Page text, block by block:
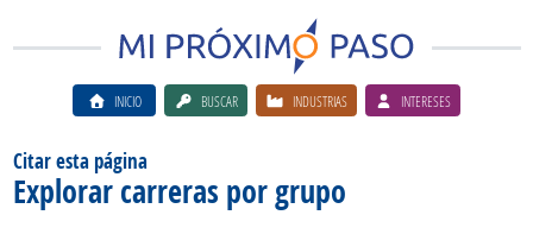
INICIO BUSCAR INDUSTRIAS INTERESES
Citar esta página
Explorar carreras por grupo